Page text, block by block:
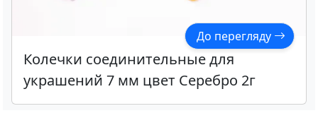
До перегляду
Колечки соединительные для
украшений 7 мм цвет Серебро 2г